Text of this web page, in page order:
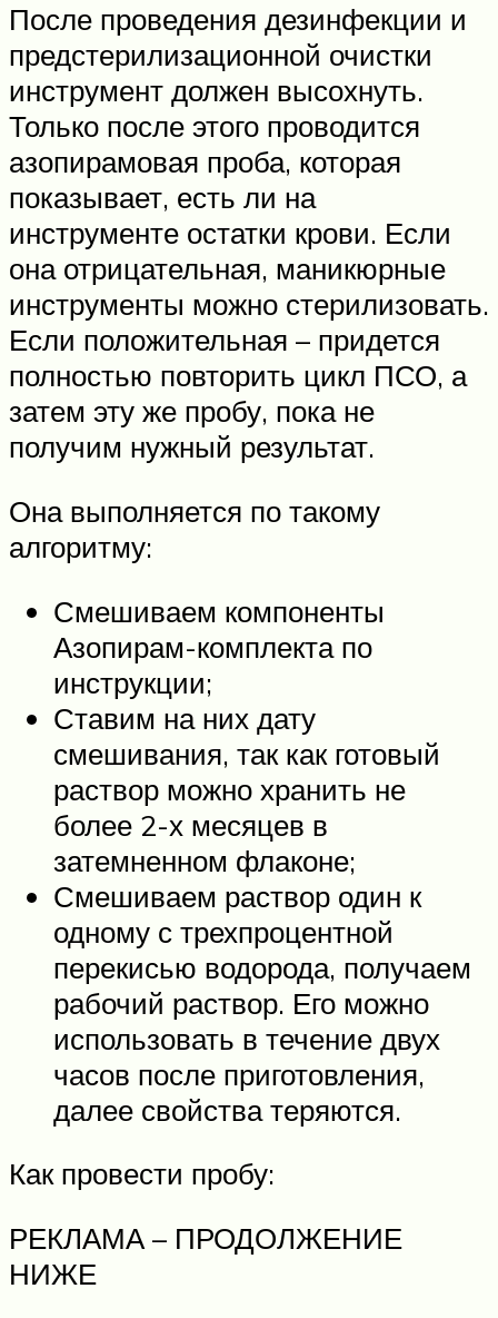
После проведения дезинфекции и
предстерилизационной очистки
инструмент должен высохнуть.
Только после этого проводится
азопирамовая проба, которая
показывает, есть ли на
инструменте остатки крови. Если
она отрицательная, маникюрные
инструменты можно стерилизовать.
Если положительная – придется
полностью повторить цикл ПСО, а
затем эту же пробу, пока не
получим нужный результат.
Она выполняется по такому
алгоритму:
Смешиваем компоненты
Азопирам-комплекта по
инструкции;
Ставим на них дату
смешивания, так как готовый
раствор можно хранить не
более 2-х месяцев в
затемненном флаконе;
Смешиваем раствор один к
одному с трехпроцентной
перекисью водорода, получаем
рабочий раствор. Его можно
использовать в течение двух
часов после приготовления,
далее свойства теряются.
Как провести пробу:
РЕКЛАМА – ПРОДОЛЖЕНИЕ
НИЖЕ